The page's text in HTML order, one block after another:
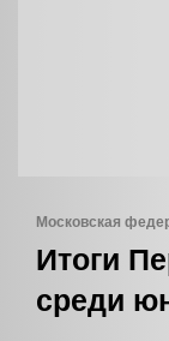
Московская
Итоги
среди